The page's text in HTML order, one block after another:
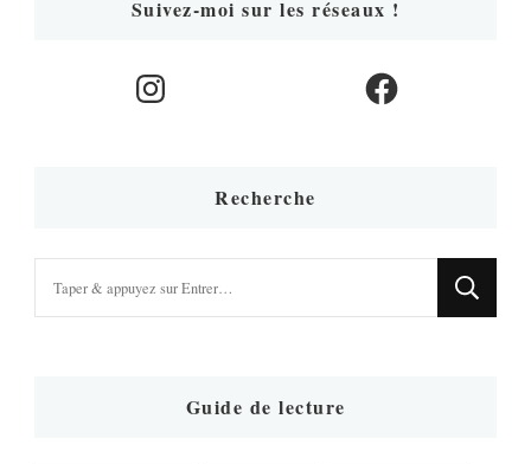
Suivez-moi sur les réseaux !
Instagram Facebook
Recherche
Guide de lecture